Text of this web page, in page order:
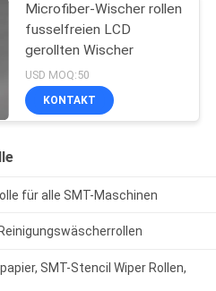
Microfiber-Wischer rollen
fusselfreien LCD
gerollten Wischer
USD MOQ:50
KONTAKT
für alle SMT-Maschinen
SMT-Stencil Wiper Rollen,